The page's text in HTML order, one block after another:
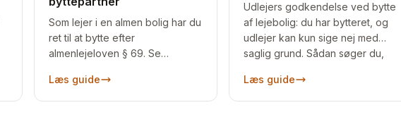
Som lejer i en almen bolig har du
ret til at bytte efter
almenlejeloven § 69. Se
boligselskabet kan sige nej —
og sådan finder du nogen at
Læs guide
Udlejers godkendelse ved bytte
af lejebolig: du har bytteret, og
udlejer kan kun sige nej med
saglig grund. Sådan søger du,
Læs guide